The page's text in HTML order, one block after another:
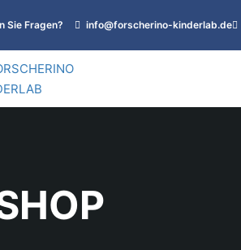
Sie Fragen? info@forscherino-kinderlab.de